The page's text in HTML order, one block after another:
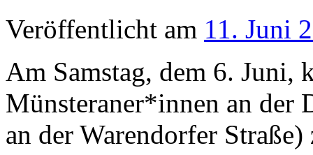
Veröffentlicht am 11. Juni
Am Samstag, dem 6. Juni,
Münsteraner*innen an der
an der Warendorfer